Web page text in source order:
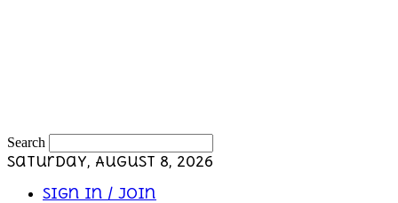
Search
Saturday, August 8, 2026
Sign in / Join